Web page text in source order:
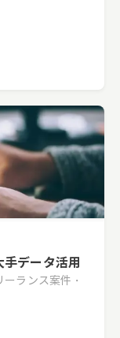
手データ活用
ーランス案件・